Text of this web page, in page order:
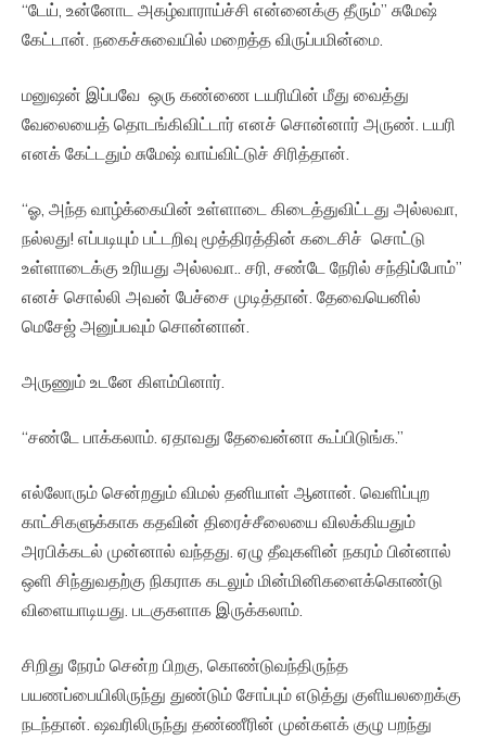
“டேய், உன்னோட அகழ்வாராய்ச்சி என்னைக்கு தீரும்” சுமேஷ்
கேட்டான். நகைச்சுவையில் மறைத்த விருப்பமின்மை.
மனுஷன் இப்பவே ஒரு கண்ணை டயரியின் மீது வைத்து
வேலையைத் தொடங்கிவிட்டார் எனச் சொன்னார் அருண். டயரி
எனக் கேட்டதும் சுமேஷ் வாய்விட்டுச் சிரித்தான்.
“ஓ, அந்த வாழ்க்கையின் உள்ளாடை கிடைத்துவிட்டது அல்லவா,
நல்லது! எப்படியும் பட்டறிவு மூத்திரத்தின் கடைசிச் சொட்டு
உள்ளாடைக்கு உரியது அல்லவா.. சரி, சண்டே நேரில் சந்திப்போம்”
எனச் சொல்லி அவன் பேச்சை முடித்தான். தேவையெனில்
மெசேஜ் அனுப்பவும் சொன்னான்.
அருணும் உடனே கிளம்பினார்.
“சண்டே பாக்கலாம். ஏதாவது தேவைன்னா கூப்பிடுங்க.”
எல்லோரும் சென்றதும் விமல் தனியாள் ஆனான். வெளிப்புற
காட்சிகளுக்காக கதவின் திரைச்சீலையை விலக்கியதும்
அரபிக்கடல் முன்னால் வந்தது. ஏழு தீவுகளின் நகரம் பின்னால்
ஒளி சிந்துவதற்கு நிகராக கடலும் மின்மினிகளைக்கொண்டு
விளையாடியது. படகுகளாக இருக்கலாம்.
சிறிது நேரம் சென்ற பிறகு, கொண்டுவந்திருந்த
பயணப்பையிலிருந்து துண்டும் சோப்பும் எடுத்து குளியலறைக்கு
நடந்தான். ஷவரிலிருந்து தண்ணீரின் முன்களக் குழு பறந்து